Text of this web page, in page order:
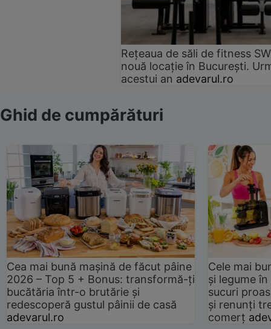
Rețeaua de săli de fitness
nouă locație în București.
acestui an adevarul.ro
Ghid de cumpărături
Cea mai bună mașină de făcut pâine
2026 – Top 5 + Bonus: transformă-ți
bucătăria într-o brutărie și
redescoperă gustul pâinii de casă
adevarul.ro
Cele mai
și legume
sucuri
și renunți
comerț